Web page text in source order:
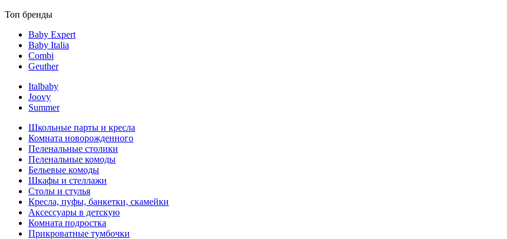
Топ бренды
Baby Expert
Baby Italia
Combi
Geuther
Italbaby
Joovy
Summer
Школьные парты и кресла
Комната новорожденного
Пеленальные столики
Пеленальные комоды
Бельевые комоды
Шкафы и стеллажи
Столы и стулья
Кресла, пуфы, банкетки, скамейки
Аксессуары в детскую
Комната подростка
Прикроватные тумбочки